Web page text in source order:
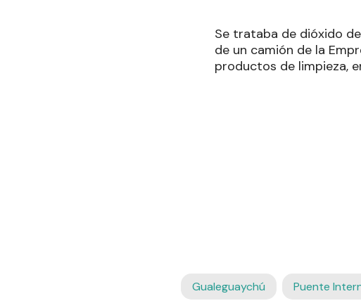
Se trataba de dióxido
de un camión de la
productos de limpieza,
Gualeguaychú Puente